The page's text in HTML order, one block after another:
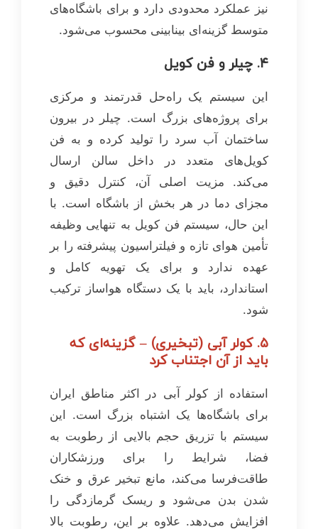
نیز عملکرد محدودی دارد و برای باشگاه‌های
متوسط گزینه‌ای بینابینی محسوب می‌شود.
۴. چیلر و فن کویل
این سیستم یک راه‌حل قدرتمند و مرکزی
برای پروژه‌های بزرگ است. چیلر در بیرون
ساختمان آب سرد را تولید کرده و به فن
کویل‌های متعدد در داخل سالن ارسال
می‌کند. مزیت اصلی آن، کنترل دقیق و
مجزای دما در هر بخش از باشگاه است. با
این حال، سیستم فن کویل به تنهایی وظیفه
تأمین هوای تازه و فیلتراسیون پیشرفته را بر
عهده ندارد و برای یک تهویه کامل و
استاندارد، باید با یک دستگاه هواساز ترکیب
شود.
۵. کولر آبی (تبخیری) – گزینه‌ای که
باید از آن اجتناب کرد
استفاده از کولر آبی در اکثر مناطق ایران
برای باشگاه‌ها یک اشتباه بزرگ است. این
سیستم با تزریق حجم بالایی از رطوبت به
فضا، شرایط را برای ورزشکاران
طاقت‌فرسا می‌کند، مانع تبخیر عرق و خنک
شدن بدن می‌شود و ریسک گرمازدگی را
افزایش می‌دهد. علاوه بر این، رطوبت بالا